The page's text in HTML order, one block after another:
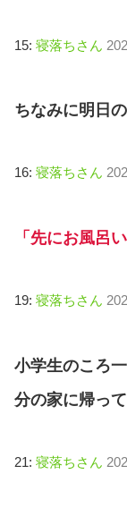
15: 寝落ちさん
ちなみに明日
16: 寝落ちさん
「先にお風呂
19: 寝落ちさん
小学生のころ
分の家に帰っ
21: 寝落ちさん